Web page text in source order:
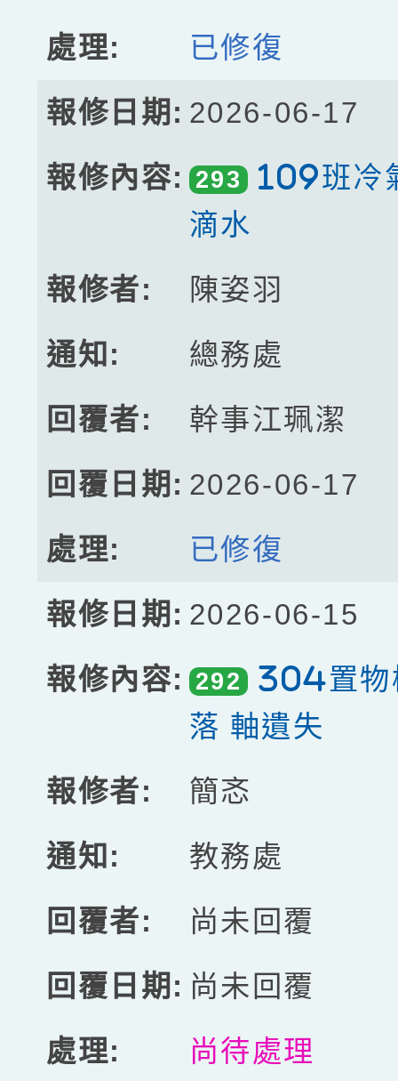
已修復
2026-06-17
293
109班冷
滴水
陳姿羽
總務處
幹事江珮潔
2026-06-17
已修復
2026-06-15
292
304置物
落 軸遺失
簡忞
教務處
尚未回覆
尚未回覆
尚待處理